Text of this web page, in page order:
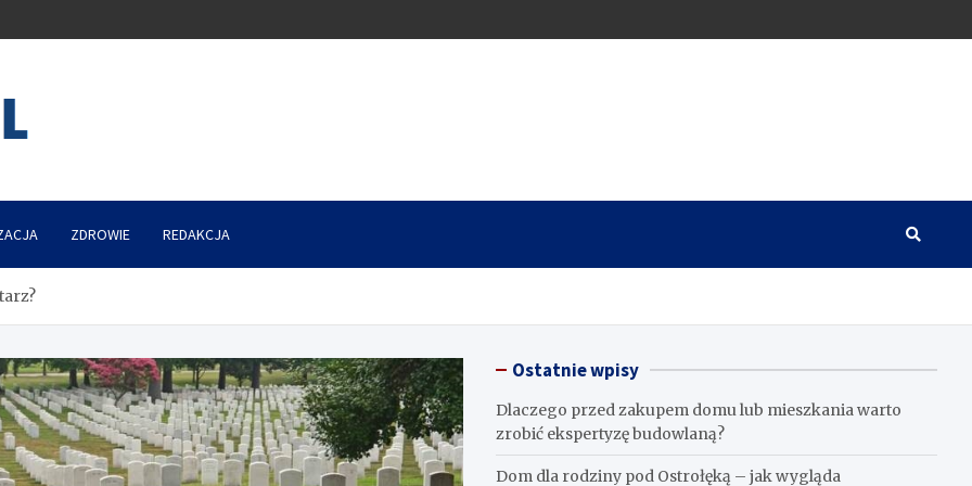
ZDROWIE REDAKCJA
Ostatnie wpisy
Dlaczego przed zakupem domu lub mieszkania warto
zrobić ekspertyzę budowlaną?
Dom dla rodziny pod Ostrołęką – jak wygląda